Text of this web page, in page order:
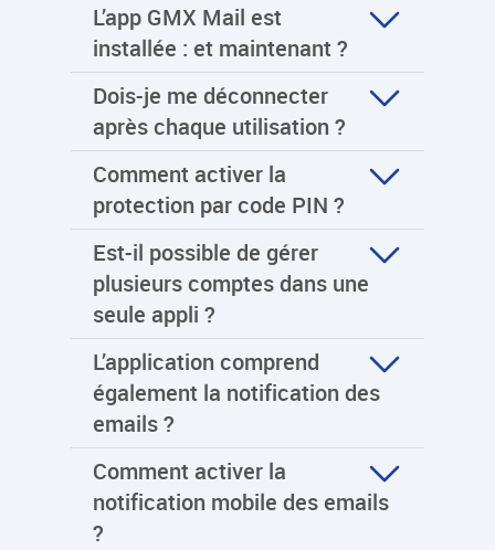
L’app GMX Mail est
installée : et maintenant ?
Dois-je me déconnecter
après chaque utilisation ?
Comment activer la
protection par code PIN ?
Est-il possible de gérer
plusieurs comptes dans une
seule appli ?
L’application comprend
également la notification des
emails ?
Comment activer la
notification mobile des emails
?